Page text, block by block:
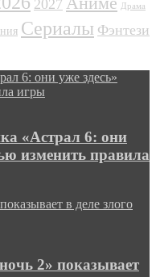
2027 Драма
Сериалы Фэнтези
6: они уже здесь»
игры
«Астрал 6: они
изменить правила
в деле злого
2» показывает